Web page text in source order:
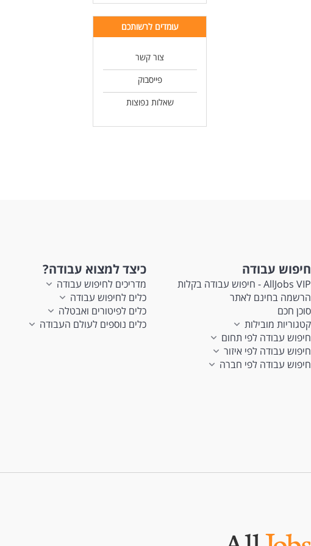
עומדים לרשותכם
צור קשר
פייסבוק
שאלות נפוצות
חיפוש עבודה
AllJobs VIP - חיפוש עבודה בקלות
הרשמה בחינם לאתר
סוכן חכם
קטגוריות מובילות
חיפוש עבודה לפי תחום
חיפוש עבודה לפי איזור
חיפוש עבודה לפי חברה
כיצד למצוא עבודה?
מדריכים לחיפוש עבודה
כלים לחיפוש עבודה
כלים לפיטורים ואבטלה
כלים נוספים לעולם העבודה